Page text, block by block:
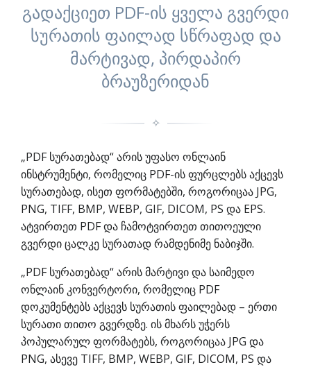
გადაქციეთ PDF-ის ყველა გვერდი
სურათის ფაილად სწრაფად და
მარტივად, პირდაპირ
ბრაუზერიდან
✧
„PDF სურათებად“ არის უფასო ონლაინ
ინსტრუმენტი, რომელიც PDF-ის ფურცლებს აქცევს
სურათებად, ისეთ ფორმატებში, როგორიცაა JPG,
PNG, TIFF, BMP, WEBP, GIF, DICOM, PS და EPS.
ატვირთეთ PDF და ჩამოტვირთეთ თითოეული
გვერდი ცალკე სურათად რამდენიმე ნაბიჯში.
„PDF სურათებად“ არის მარტივი და საიმედო
ონლაინ კონვერტორი, რომელიც PDF
დოკუმენტებს აქცევს სურათის ფაილებად – ერთი
სურათი თითო გვერდზე. ის მხარს უჭერს
პოპულარულ ფორმატებს, როგორიცაა JPG და
PNG, ასევე TIFF, BMP, WEBP, GIF, DICOM, PS და